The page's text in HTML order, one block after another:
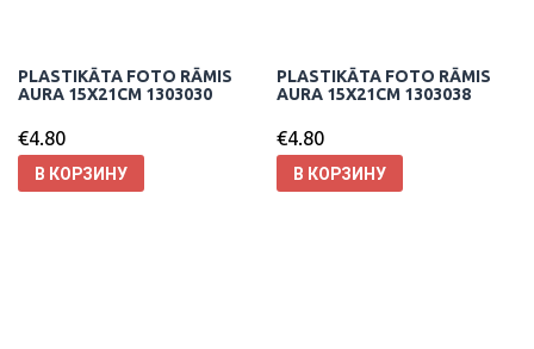
PLASTIKĀTA FOTO RĀMIS
AURA 15X21CM 1303030
€4.80
В КОРЗИНУ
PLASTIKĀTA FOTO RĀMIS
AURA 15X21CM 1303038
€4.80
В КОРЗИНУ